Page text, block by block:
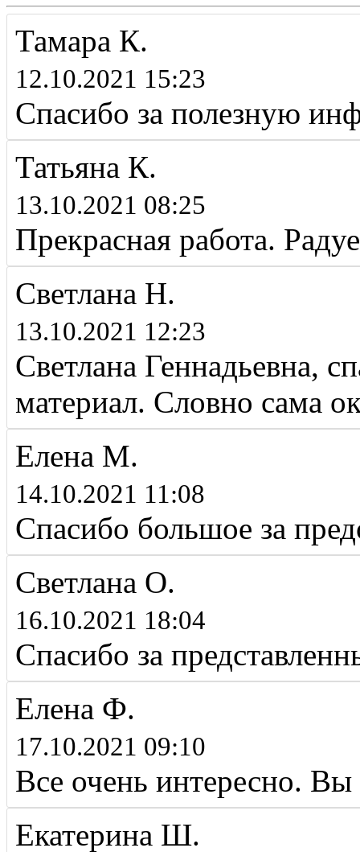
Тамара К.
12.10.2021 15:23
Спасибо за полезную
Татьяна К.
13.10.2021 08:25
Прекрасная работа.
Светлана Н.
13.10.2021 12:23
Светлана Геннадьевна,
материал. Словно сама
Елена М.
14.10.2021 11:08
Спасибо большое за
Светлана О.
16.10.2021 18:04
Спасибо за
Елена Ф.
17.10.2021 09:10
Все очень интересно.
Екатерина Ш.